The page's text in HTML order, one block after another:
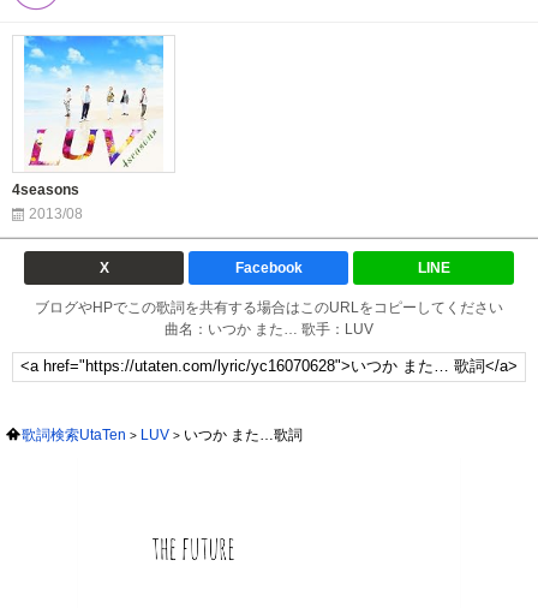
4seasons
2013/08
X Facebook LINE
ブログやHPでこの歌詞を共有する場合はこのURLをコピーしてください
曲名：いつか また… 歌手：LUV
歌詞検索UtaTen LUV いつか また…歌詞